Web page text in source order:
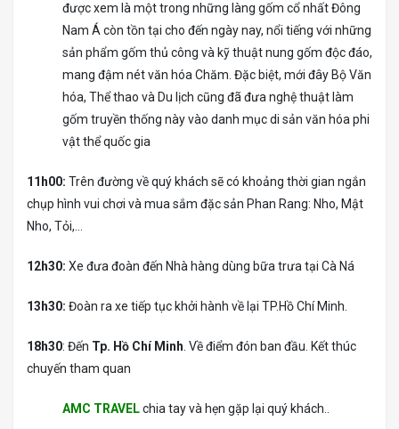
được xem là một trong những làng gốm cổ nhất Đông
Nam Á còn tồn tại cho đến ngày nay, nổi tiếng với những
sản phẩm gốm thủ công và kỹ thuật nung gốm độc đáo,
mang đậm nét văn hóa Chăm. Đặc biệt, mới đây Bộ Văn
hóa, Thể thao và Du lịch cũng đã đưa nghệ thuật làm
gốm truyền thống này vào danh mục di sản văn hóa phi
vật thể quốc gia
11h00: Trên đường về quý khách sẽ có khoảng thời gian ngắn
chụp hình vui chơi và mua sắm đặc sản Phan Rang: Nho, Mật
Nho, Tỏi,…
12h30: Xe đưa đoàn đến Nhà hàng dùng bữa trưa tại Cà Ná
13h30: Đoàn ra xe tiếp tục khởi hành về lại TP.Hồ Chí Minh.
18h30: Đến Tp. Hồ Chí Minh. Về điểm đón ban đầu. Kết thúc
chuyến tham quan
AMC TRAVELchia tay và hẹn gặp lại quý khách..